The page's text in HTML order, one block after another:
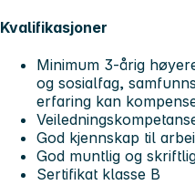
Kvalifikasjoner
Minimum 3-årig
og sosialfag,
erfaring kan
God kjennskap til
God muntlig og
Sertifikat klasse B